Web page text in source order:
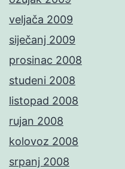
veljača 2009
siječanj 2009
prosinac 2008
studeni 2008
listopad 2008
rujan 2008
kolovoz 2008
srpanj 2008